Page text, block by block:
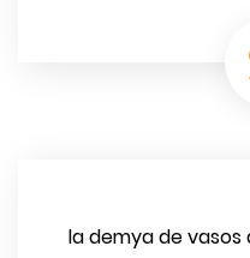
la demya de